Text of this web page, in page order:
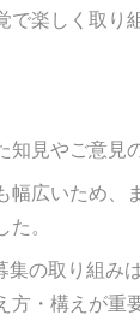
楽しく取り
知見やご意見
幅広いため、
。
集の取り組み
方・構えが重